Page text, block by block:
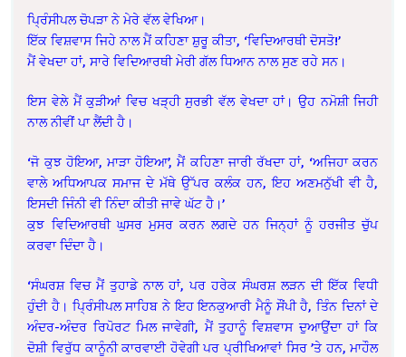
ਪ੍ਰਿੰਸੀਪਲ ਚੋਪੜਾ ਨੇ ਮੇਰੇ ਵੱਲ ਵੇਖਿਆ।
ਇੱਕ ਵਿਸ਼ਵਾਸ ਜਿਹੇ ਨਾਲ ਮੈਂ ਕਹਿਣਾ ਸ਼ੁਰੂ ਕੀਤਾ, ‘ਵਿਦਿਆਰਥੀ ਦੋਸਤੋ!’
ਮੈਂ ਵੇਖਦਾ ਹਾਂ, ਸਾਰੇ ਵਿਦਿਆਰਥੀ ਮੇਰੀ ਗੱਲ ਧਿਆਨ ਨਾਲ ਸੁਣ ਰਹੇ ਸਨ।
ਇਸ ਵੇਲੇ ਮੈਂ ਕੁੜੀਆਂ ਵਿਚ ਖੜ੍ਹੀ ਸੁਰਭੀ ਵੱਲ ਵੇਖਦਾ ਹਾਂ। ਉਹ ਨਮੋਸ਼ੀ ਜਿਹੀ
ਨਾਲ ਨੀਵੀਂ ਪਾ ਲੈਂਦੀ ਹੈ।
‘ਜੋ ਕੁਝ ਹੋਇਆ, ਮਾੜਾ ਹੋਇਆ’, ਮੈਂ ਕਹਿਣਾ ਜਾਰੀ ਰੱਖਦਾ ਹਾਂ, ‘ਅਜਿਹਾ ਕਰਨ
ਵਾਲੇ ਅਧਿਆਪਕ ਸਮਾਜ ਦੇ ਮੱਥੇ ਉੱਪਰ ਕਲੰਕ ਹਨ, ਇਹ ਅਣਮਨੁੱਖੀ ਵੀ ਹੈ,
ਇਸਦੀ ਜਿੰਨੀ ਵੀ ਨਿੰਦਾ ਕੀਤੀ ਜਾਵੇ ਘੱਟ ਹੈ।’
ਕੁਝ ਵਿਦਿਆਰਥੀ ਘੁਸਰ ਮੁਸਰ ਕਰਨ ਲਗਦੇ ਹਨ ਜਿਨ੍ਹਾਂ ਨੂੰ ਹਰਜੀਤ ਚੁੱਪ
ਕਰਵਾ ਦਿੰਦਾ ਹੈ।
‘ਸੰਘਰਸ਼ ਵਿਚ ਮੈਂ ਤੁਹਾਡੇ ਨਾਲ ਹਾਂ, ਪਰ ਹਰੇਕ ਸੰਘਰਸ਼ ਲੜਨ ਦੀ ਇੱਕ ਵਿਧੀ
ਹੁੰਦੀ ਹੈ। ਪ੍ਰਿੰਸੀਪਲ ਸਾਹਿਬ ਨੇ ਇਹ ਇਨਕੁਆਰੀ ਮੈਨੂੰ ਸੌਂਪੀ ਹੈ, ਤਿੰਨ ਦਿਨਾਂ ਦੇ
ਅੰਦਰ-ਅੰਦਰ ਰਿਪੋਰਟ ਮਿਲ ਜਾਵੇਗੀ, ਮੈਂ ਤੁਹਾਨੂੰ ਵਿਸ਼ਵਾਸ ਦੁਆਉਂਦਾ ਹਾਂ ਕਿ
ਦੋਸ਼ੀ ਵਿਰੁੱਧ ਕਾਨੂੰਨੀ ਕਾਰਵਾਈ ਹੋਵੇਗੀ ਪਰ ਪ੍ਰੀਖਿਆਵਾਂ ਸਿਰ ’ਤੇ ਹਨ, ਮਾਹੌਲ